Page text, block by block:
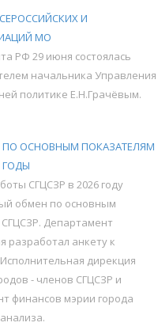
И
МО
РФ 29 июня состоялась
начальника Управления
политике Е.Н.Грачёвым.
ОСНОВНЫМ ПОКАЗАТЕЛЯМ
ГОДЫ
СГЦСЗР в 2026 году
обмен по основным
Департамент
разработал анкету к
дирекция
- членов СГЦСЗР и
финансов мэрии города